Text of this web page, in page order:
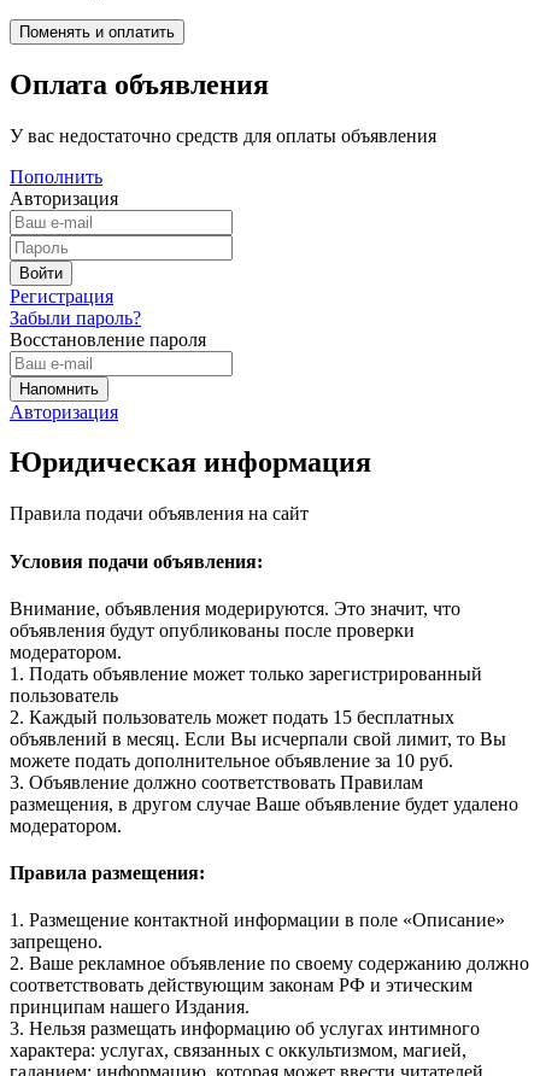
Оплата объявления
У вас недостаточно средств для оплаты объявления
Пополнить
Авторизация
Регистрация
Забыли пароль?
Восстановление пароля
Авторизация
Юридическая информация
Правила подачи объявления на сайт
Условия подачи объявления:
Внимание, объявления модерируются. Это значит, что
объявления будут опубликованы после проверки
модератором.
1. Подать объявление может только зарегистрированный
пользователь
2. Каждый пользователь может подать 15 бесплатных
объявлений в месяц. Если Вы исчерпали свой лимит, то Вы
можете подать дополнительное объявление за 10 руб.
3. Объявление должно соответствовать Правилам
размещения, в другом случае Ваше объявление будет удалено
модератором.
Правила размещения:
1. Размещение контактной информации в поле «Описание»
запрещено.
2. Ваше рекламное объявление по своему содержанию должно
соответствовать действующим законам РФ и этическим
принципам нашего Издания.
3. Нельзя размещать информацию об услугах интимного
характера: услугах, связанных с оккультизмом, магией,